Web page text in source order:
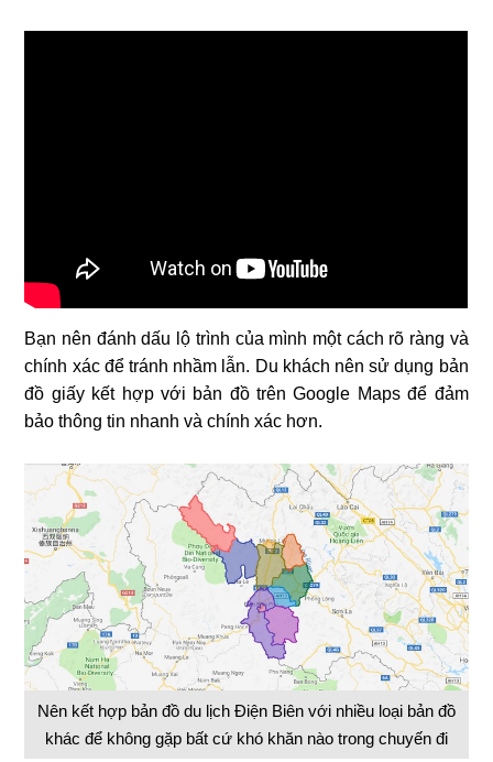
Bạn nên đánh dấu lộ trình của mình một cách rõ ràng và
chính xác để tránh nhầm lẫn. Du khách nên sử dụng bản
đồ giấy kết hợp với bản đồ trên Google Maps để đảm
bảo thông tin nhanh và chính xác hơn.
Nên kết hợp bản đồ du lịch Điện Biên với nhiều loại bản đồ
khác để không gặp bất cứ khó khăn nào trong chuyến đi